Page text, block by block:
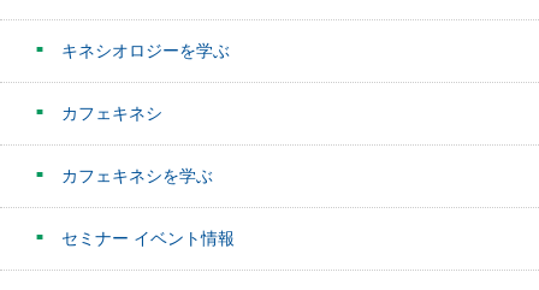
キネシオロジーを学ぶ
カフェキネシ
カフェキネシを学ぶ
セミナー イベント情報